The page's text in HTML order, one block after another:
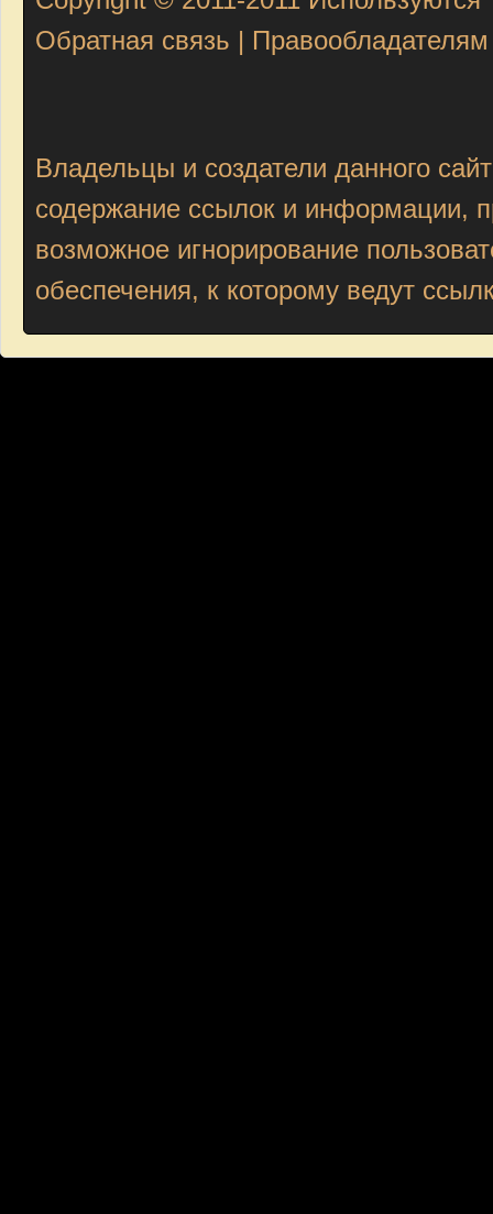
Обратная связь
Правообладателям
Владельцы и создатели данного
содержание ссылок и информации,
возможное игнорирование
обеспечения, к которому ведут